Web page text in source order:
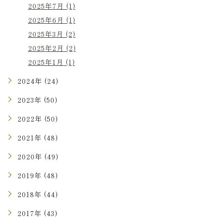
2025年7月 (1)
2025年6月 (1)
2025年3月 (2)
2025年2月 (2)
2025年1月 (1)
2024年 (24)
2023年 (50)
2022年 (50)
2021年 (48)
2020年 (49)
2019年 (48)
2018年 (44)
2017年 (43)